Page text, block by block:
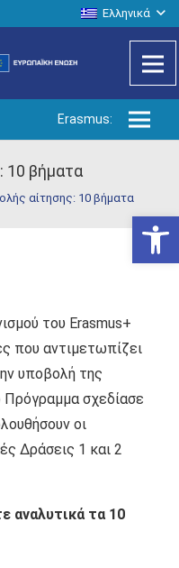
Ελληνικά
Erasmus:
10 βήματα
αίτησης: 10 βήματα
του Erasmus+
που αντιμετωπίζει
υποβολή της
Πρόγραμμα σχεδίασε
οι
Δράσεις 1 και 2
αναλυτικά τα 10